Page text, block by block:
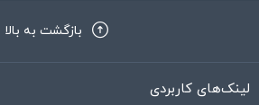
بازگشت به بالا
لینک‌های کاربردی